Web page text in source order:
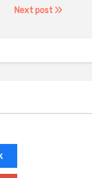
Next post